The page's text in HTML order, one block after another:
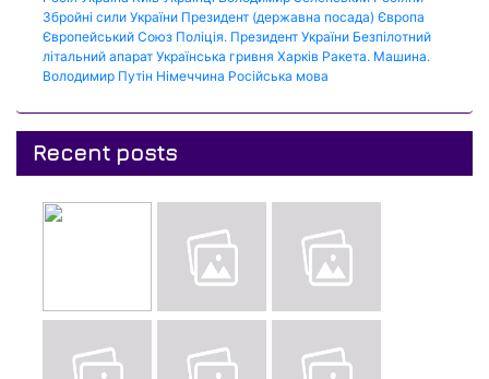
Збройні сили України Президент (державна посада) Європа
Європейський Союз Поліція. Президент України Безпілотний
літальний апарат Українська гривня Харків Ракета. Машина.
Володимир Путін Німеччина Російська мова
Recent posts